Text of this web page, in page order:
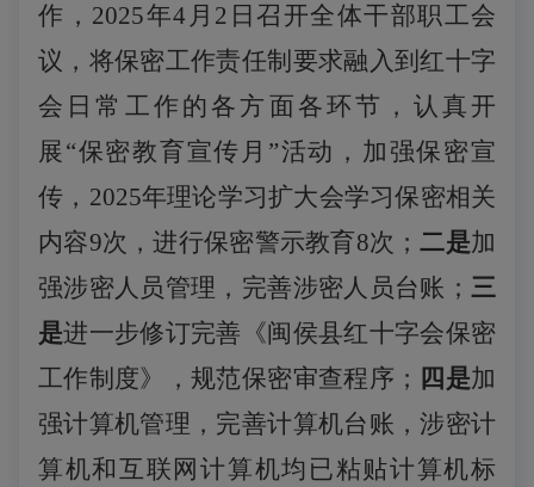
作， 2025年4月2日召开全体干部职工会
议，将保密工作责任制要求融入到红十字
会日常工作的各方面各环节，认真开
展“保密教育宣传月”活动，加强保密宣
传，2025年理论学习扩大会学习保密相关
内容9次，进行保密警示教育8次；二是加
强涉密人员管理，完善涉密人员台账； 三
是进一步修订完善《闽侯县红十字会保密
工作制度》，规范保密审查程序； 四是加
强计算机管理，完善计算机台账，涉密计
算机和互联网计算机均已粘贴计算机标